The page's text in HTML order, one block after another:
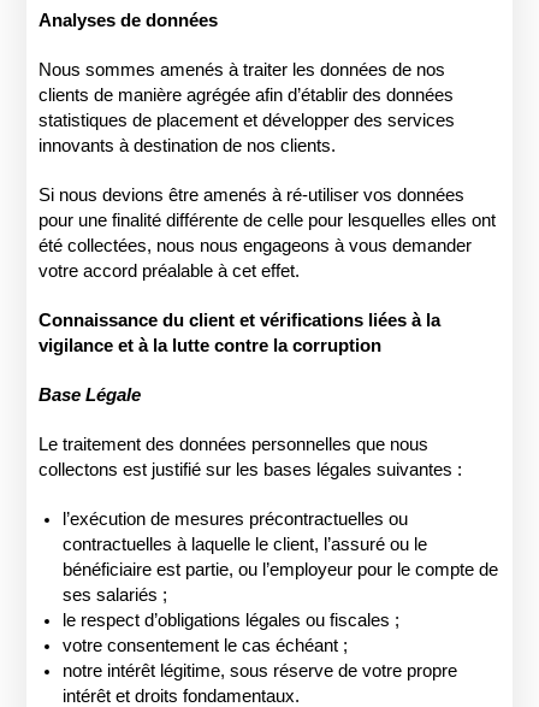
Analyses de données
Nous sommes amenés à traiter les données de nos
clients de manière agrégée afin d’établir des données
statistiques de placement et développer des services
innovants à destination de nos clients.
Si nous devions être amenés à ré-utiliser vos données
pour une finalité différente de celle pour lesquelles elles ont
été collectées, nous nous engageons à vous demander
votre accord préalable à cet effet.
Connaissance du client et vérifications liées à la
vigilance et à la lutte contre la corruption
Base Légale
Le traitement des données personnelles que nous
collectons est justifié sur les bases légales suivantes :
l’exécution de mesures précontractuelles ou
contractuelles à laquelle le client, l’assuré ou le
bénéficiaire est partie, ou l’employeur pour le compte de
ses salariés ;
le respect d’obligations légales ou fiscales ;
votre consentement le cas échéant ;
notre intérêt légitime, sous réserve de votre propre
intérêt et droits fondamentaux.